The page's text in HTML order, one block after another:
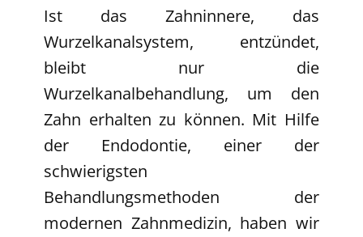
Ist das Zahninnere, das
Wurzelkanalsystem, entzündet,
bleibt nur die
Wurzelkanalbehandlung, um den
Zahn erhalten zu können. Mit Hilfe
der Endodontie, einer der
schwierigsten
Behandlungsmethoden der
modernen Zahnmedizin, haben wir